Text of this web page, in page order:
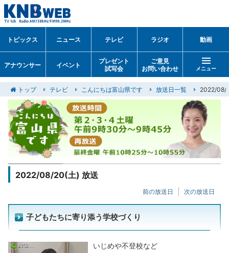
トピックス ニュース テレビ ラジオ 動画
アナウンサー イベント
プレゼント
試写会
ご意見
お問い合わせ
メニュー
トップ テレビ こんにちは富山県です 放送日一覧 2022/08/
2022/08/20(土) 放送
次の放送日
前の放送日
子どもたちに寄り添う学校づくり
いじめや不登校など